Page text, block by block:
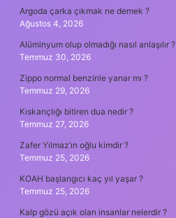
Argoda çarka çıkmak ne demek ?
Ağustos 4, 2026
Alüminyum olup olmadığı nasıl anlaşılır ?
Temmuz 30, 2026
Zippo normal benzinle yanar mı ?
Temmuz 29, 2026
Kıskançlığı bitiren dua nedir ?
Temmuz 27, 2026
Zafer Yılmaz’ın oğlu kimdir ?
Temmuz 25, 2026
KOAH başlangıcı kaç yıl yaşar ?
Temmuz 25, 2026
Kalp gözü açık olan insanlar nelerdir ?